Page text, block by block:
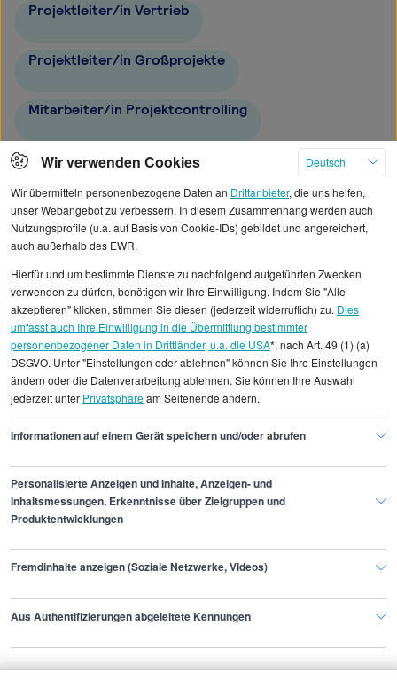
Projektleiter/in Vertrieb
Projektleiter/in Großprojekte
Mitarbeiter/in Projektcontrolling
Leiter/in Projektentwicklung
Projektleiter/in Photovoltaik
Alle angezeigten Gehaltsdaten beruhen auf
statistischen Erhebungen durch StepStone. Es sind
Durchschnittswerte und die Angaben können nicht
einzelnen Stellenangeboten zugeordnet werden.
Gehaltsinformationen
Management
Finde den Job,
der zu dir passt.
Stepstone
Bewerbende
Wir verwenden Cookies
Deutsch
Wir übermitteln personenbezogene Daten an Drittanbieter, die uns helfen,
unser Webangebot zu verbessern. In diesem Zusammenhang werden auch
Nutzungsprofile (u.a. auf Basis von Cookie-IDs) gebildet und angereichert,
auch außerhalb des EWR.
Hierfür und um bestimmte Dienste zu nachfolgend aufgeführten Zwecken
verwenden zu dürfen, benötigen wir Ihre Einwilligung. Indem Sie "Alle
akzeptieren" klicken, stimmen Sie diesen (jederzeit widerruflich) zu. Dies
umfasst auch Ihre Einwilligung in die Übermittlung bestimmter
personenbezogener Daten in Drittländer, u.a. die USA*, nach Art. 49 (1) (a)
DSGVO. Unter "Einstellungen oder ablehnen" können Sie Ihre Einstellungen
ändern oder die Datenverarbeitung ablehnen. Sie können Ihre Auswahl
jederzeit unter Privatsphäream Seitenende ändern.
Informationen auf einem Gerät speichern und/oder abrufen
Personalisierte Anzeigen und Inhalte, Anzeigen- und
Inhaltsmessungen, Erkenntnisse über Zielgruppen und
Produktentwicklungen
Fremdinhalte anzeigen (Soziale Netzwerke, Videos)
Aus Authentifizierungen abgeleitete Kennungen